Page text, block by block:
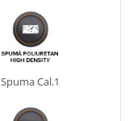
Spuma Cal.1